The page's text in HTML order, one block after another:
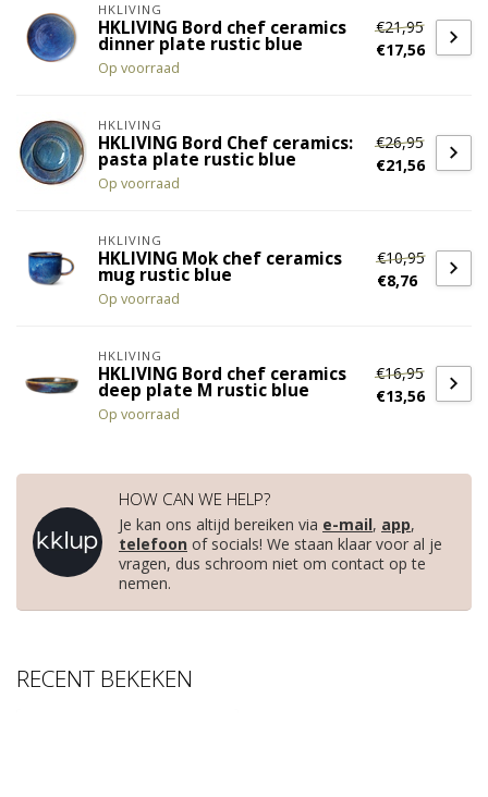
HKLIVING
HKLIVING Bord chef ceramics
dinner plate rustic blue
Op voorraad
€21,95
€17,56
HKLIVING
HKLIVING Bord Chef ceramics:
pasta plate rustic blue
Op voorraad
€26,95
€21,56
HKLIVING
HKLIVING Mok chef ceramics
mug rustic blue
Op voorraad
€10,95
€8,76
HKLIVING
HKLIVING Bord chef ceramics
deep plate M rustic blue
Op voorraad
€16,95
€13,56
HOW CAN WE HELP?
Je kan ons altijd bereiken via e-mail, app,
telefoon of socials! We staan klaar voor al je
vragen, dus schroom niet om contact op te
nemen.
RECENT BEKEKEN